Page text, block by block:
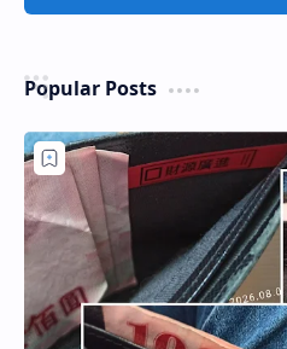
Popular Posts